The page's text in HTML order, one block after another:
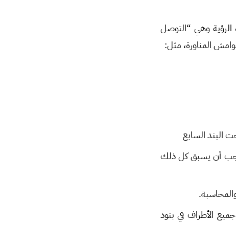
وهي “التوصل
المناورة، مثل:
البند السابع
يجب أن يسبق كل ذلك
الأطراف في بنود